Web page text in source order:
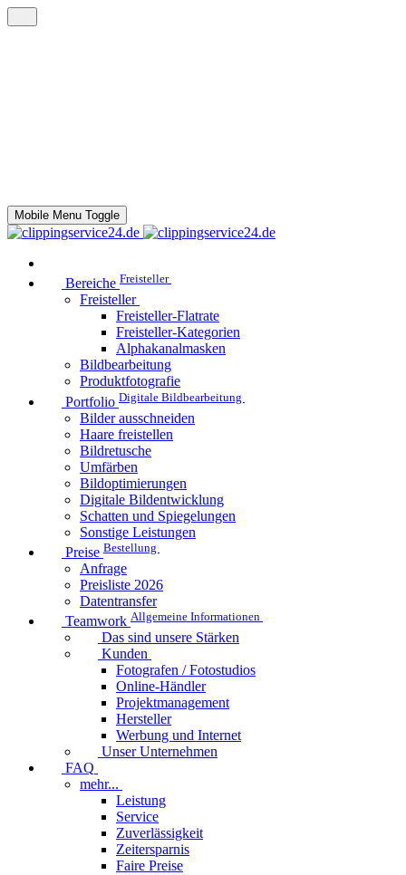
Mobile Menu Toggle
Bereiche Freisteller
Freisteller
Freisteller-Flatrate
Freisteller-Kategorien
Alphakanalmasken
Bildbearbeitung
Produktfotografie
Portfolio Digitale Bildbearbeitung
Bilder ausschneiden
Haare freistellen
Bildretusche
Umfärben
Bildoptimierungen
Digitale Bildentwicklung
Schatten und Spiegelungen
Sonstige Leistungen
Preise Bestellung
Anfrage
Preisliste 2026
Datentransfer
Teamwork Allgemeine Informationen
Das sind unsere Stärken
Kunden
Fotografen / Fotostudios
Online-Händler
Projektmanagement
Hersteller
Werbung und Internet
Unser Unternehmen
FAQ
mehr...
Leistung
Service
Zuverlässigkeit
Zeitersparnis
Faire Preise